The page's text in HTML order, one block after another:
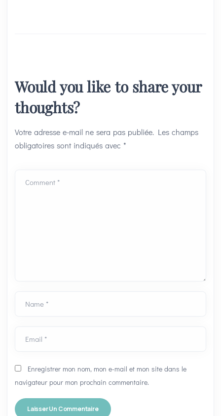
Would you like to share your
thoughts?
Votre adresse e-mail ne sera pas publiée. Les champs
obligatoires sont indiqués avec *
Comment *
Name *
Email *
Enregistrer mon nom, mon e-mail et mon site dans le
navigateur pour mon prochain commentaire.